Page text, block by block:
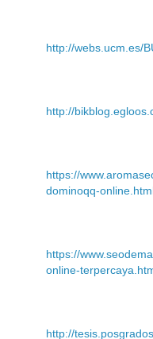
http://webs.ucm.es/
http://
https://
dominoqq-
https://
online-
http://